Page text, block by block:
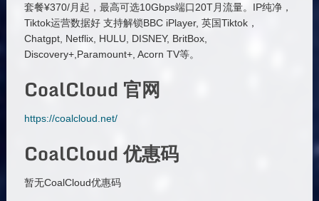
套餐¥370/月起，最高可选10Gbps端口20T月流量。IP纯净，
Tiktok运营数据好 支持解锁BBC iPlayer, 英国Tiktok，
Chatgpt, Netflix, HULU, DISNEY, BritBox,
Discovery+,Paramount+, Acorn TV等。
CoalCloud 官网
https://coalcloud.net/
CoalCloud 优惠码
暂无CoalCloud优惠码